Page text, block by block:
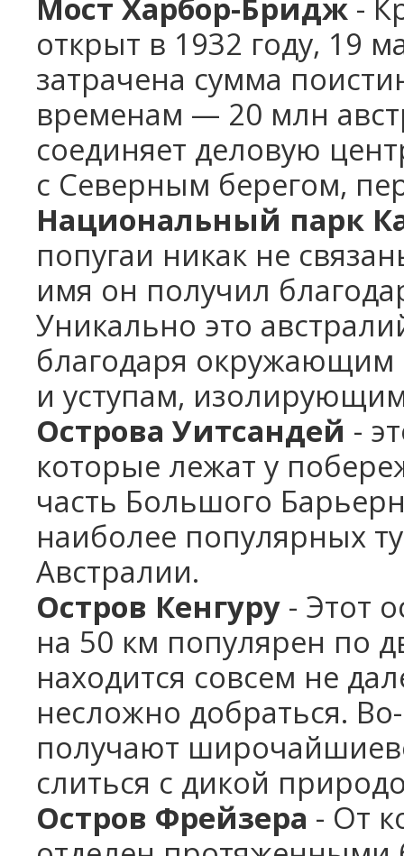
Мост Харбор-Бридж -
открыт в 1932 году, 19
затрачена сумма
временам — 20 млн
соединяет деловую
с Северным берегом,
Национальный парк
попугаи никак не
имя он получил
Уникально это
благодаря окружающим
и уступам,
Острова Уитсандей -
которые лежат у
часть Большого
наиболее популярных
Австралии.
Остров Кенгуру - Этот
на 50 км популярен по
находится совсем не
несложно добраться.
получают
слиться с дикой
Остров Фрейзера - От